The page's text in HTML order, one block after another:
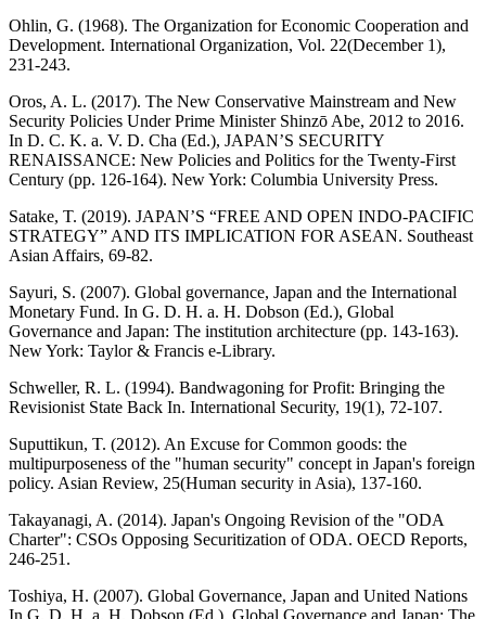
Ohlin, G. (1968). The Organization for Economic Cooperation and
Development. International Organization, Vol. 22(December 1),
231-243.
Oros, A. L. (2017). The New Conservative Mainstream and New
Security Policies Under Prime Minister Shinzō Abe, 2012 to 2016.
In D. C. K. a. V. D. Cha (Ed.), JAPAN’S SECURITY
RENAISSANCE: New Policies and Politics for the Twenty-First
Century (pp. 126-164). New York: Columbia University Press.
Satake, T. (2019). JAPAN’S “FREE AND OPEN INDO-PACIFIC
STRATEGY” AND ITS IMPLICATION FOR ASEAN. Southeast
Asian Affairs, 69-82.
Sayuri, S. (2007). Global governance, Japan and the International
Monetary Fund. In G. D. H. a. H. Dobson (Ed.), Global
Governance and Japan: The institution architecture (pp. 143-163).
New York: Taylor & Francis e-Library.
Schweller, R. L. (1994). Bandwagoning for Profit: Bringing the
Revisionist State Back In. International Security, 19(1), 72-107.
Suputtikun, T. (2012). An Excuse for Common goods: the
multipurposeness of the "human security" concept in Japan's foreign
policy. Asian Review, 25(Human security in Asia), 137-160.
Takayanagi, A. (2014). Japan's Ongoing Revision of the "ODA
Charter": CSOs Opposing Securitization of ODA. OECD Reports,
246-251.
Toshiya, H. (2007). Global Governance, Japan and United Nations